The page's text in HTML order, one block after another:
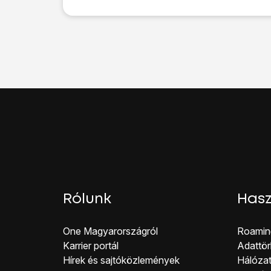
Válaszd aFace ID és
Rólunk
One Magyar országról
Karrier portál
Hírek és sajtóközlemények